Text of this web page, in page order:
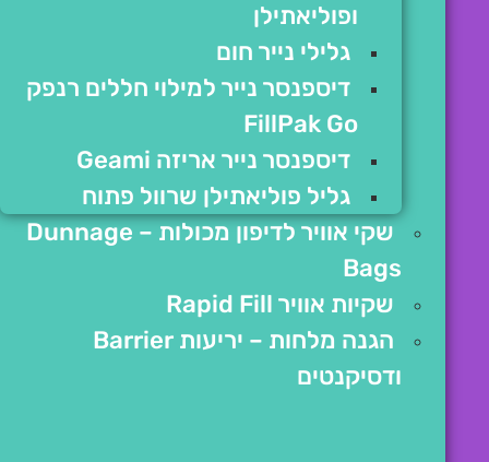
ופוליאתילן
גלילי נייר חום
דיספנסר נייר למילוי חללים רנפק
FillPak Go
דיספנסר נייר אריזה Geami
גליל פוליאתילן שרוול פתוח
שקי אוויר לדיפון מכולות – Dunnage
Bags
שקיות אוויר Rapid Fill
הגנה מלחות – יריעות Barrier
ודסיקנטים